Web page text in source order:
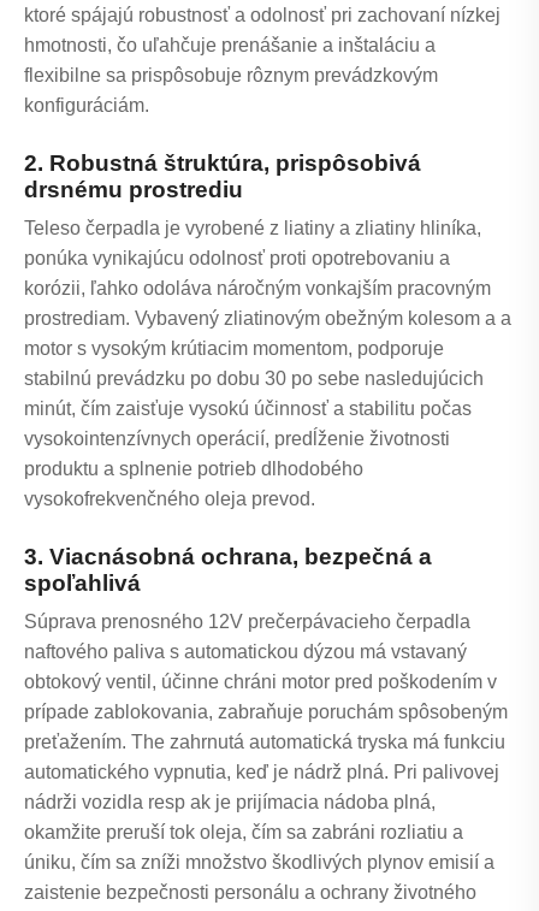
ktoré spájajú robustnosť a odolnosť pri zachovaní nízkej
hmotnosti, čo uľahčuje prenášanie a inštaláciu a
flexibilne sa prispôsobuje rôznym prevádzkovým
konfiguráciám.
2. Robustná štruktúra, prispôsobivá
drsnému prostrediu
Teleso čerpadla je vyrobené z liatiny a zliatiny hliníka,
ponúka vynikajúcu odolnosť proti opotrebovaniu a
korózii, ľahko odoláva náročným vonkajším pracovným
prostrediam. Vybavený zliatinovým obežným kolesom a a
motor s vysokým krútiacim momentom, podporuje
stabilnú prevádzku po dobu 30 po sebe nasledujúcich
minút, čím zaisťuje vysokú účinnosť a stabilitu počas
vysokointenzívnych operácií, predĺženie životnosti
produktu a splnenie potrieb dlhodobého
vysokofrekvenčného oleja prevod.
3. Viacnásobná ochrana, bezpečná a
spoľahlivá
Súprava prenosného 12V prečerpávacieho čerpadla
naftového paliva s automatickou dýzou má vstavaný
obtokový ventil, účinne chráni motor pred poškodením v
prípade zablokovania, zabraňuje poruchám spôsobeným
preťažením. The zahrnutá automatická tryska má funkciu
automatického vypnutia, keď je nádrž plná. Pri palivovej
nádrži vozidla resp ak je prijímacia nádoba plná,
okamžite preruší tok oleja, čím sa zabráni rozliatiu a
úniku, čím sa zníži množstvo škodlivých plynov emisií a
zaistenie bezpečnosti personálu a ochrany životného